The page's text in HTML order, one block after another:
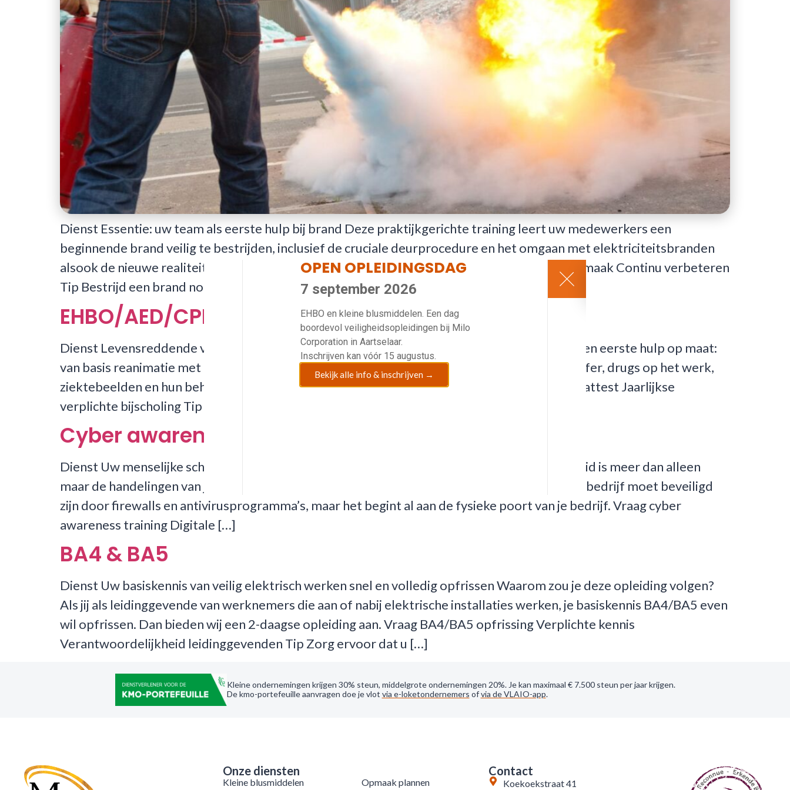
Dienst Essentie: uw team als eerste hulp bij brand Deze praktijkgerichte training leert uw medewerkers een
beginnende brand veilig te bestrijden, inclusief de cruciale deurprocedure en het omgaan met elektriciteitsbranden
alsook de nieuwe realiteit van vandaag: batterijbranden. Boek brandopleiding Analyse en opmaak Continu verbeteren
Tip Bestrijd een brand nooit alleen. Roep altijd om hulp of […]
EHBO/AED/CPR
Dienst Levensreddende vaardigheden op maat van uw bedrijfsrisico’s Wij bieden u opleidingen eerste hulp op maat:
van basis reanimatie met en zonder aed, tot wondzorg, breuken, benadering van het slachtoffer, drugs op het werk,
ziektebeelden en hun behandelingen. Vraag EHBO/AED Cursus op maat FOD WASO erkend attest Jaarlijkse
verplichte bijscholing Tip Zorg ervoor dat het […]
Cyber awareness
Dienst Uw menselijke schakels versterken tegen fysieke en digitale dreigingen Cyberveiligheid is meer dan alleen
maar de handelingen van je werknemers op het internet. Niet enkel de digitale poort van het bedrijf moet beveiligd
zijn door firewalls en antivirusprogramma’s, maar het begint al aan de fysieke poort van je bedrijf. Vraag cyber
awareness training Digitale […]
BA4 & BA5
Dienst Uw basiskennis van veilig elektrisch werken snel en volledig opfrissen Waarom zou je deze opleiding volgen?
Als jij als leidinggevende van werknemers die aan of nabij elektrische installaties werken, je basiskennis BA4/BA5 even
wil opfrissen. Dan bieden wij een 2-daagse opleiding aan. Vraag BA4/BA5 opfrissing Verplichte kennis
Verantwoordelijkheid leidinggevenden Tip Zorg ervoor dat u […]
Kleine ondernemingen krijgen 30% steun, middelgrote ondernemingen 20%. Je kan maximaal € 7.500 steun per jaar krijgen.
De kmo-portefeuille aanvragen doe je vlot via e-loketondernemers ofvia de VLAIO-app.
Onze diensten
Kleine blusmiddelen Opmaak plannen
Contact
Koekoekstraat 41
OPEN OPLEIDINGSDAG
7 september 2026
EHBO en kleine blusmiddelen. Een dag
boordevol veiligheidsopleidingen bij Milo
Corporation in Aartselaar.
Inschrijven kan vóór 15 augustus.
Bekijk alle info & inschrijven →